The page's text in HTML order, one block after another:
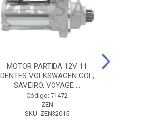
MOTOR PARTIDA 12V 11
DENTES VOLKSWAGEN GOL,
SAVEIRO, VOYAGE ...
Código: 71472
ZEN
SKU: ZEN32015